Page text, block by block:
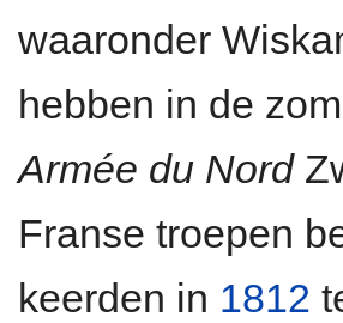
waaronder
hebben in de
Armée du Nord
Franse troepen
keerden in 1812